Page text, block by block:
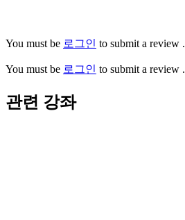
You must be 로그인 to submit a review .
You must be 로그인 to submit a review .
관련 강좌